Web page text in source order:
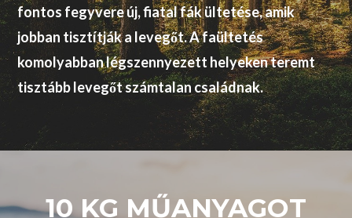
fontos fegyvere új, fiatal fák ültetése, amik
jobban tisztítják a levegőt. A faültetés
komolyabban légszennyezett helyeken teremt
tisztább levegőt számtalan családnak.
10 KG MŰANYAGOT